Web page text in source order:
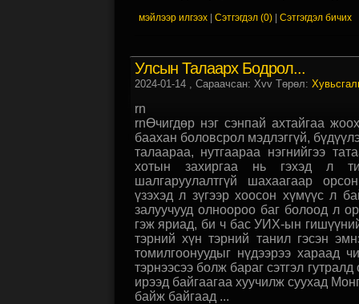
мэйлээр илгээх Сэтгэгдэл (0)| Сэтгэгдэл бичих
Улсын Талаарх Бодрол...
2024-01-14, Сараачсан: Xvv Төрөл:
rn
rnӨчигдөр нэг сэнпай ахтайгаа
баахан боловсрол мэдлэггүй,
талаараа, нутгаараа нэгнийгээ
хотын захиргаа нь гэхэд л
шалгаруулалтгүй шахаагаар
үзэхэд л зүгээр хоосон хүмүүс л
залуучууд олноороо баг болоод л
гэж яриад, би ч бас УИХ-ын
тэрний хүн тэрний танил гэсэн
томилгоонуудыг нүдээрээ хараад
тэрнээсээ болж бараг сэтгэл
ирээд байгаагаа хуучилж суухад
байж байгаад ...